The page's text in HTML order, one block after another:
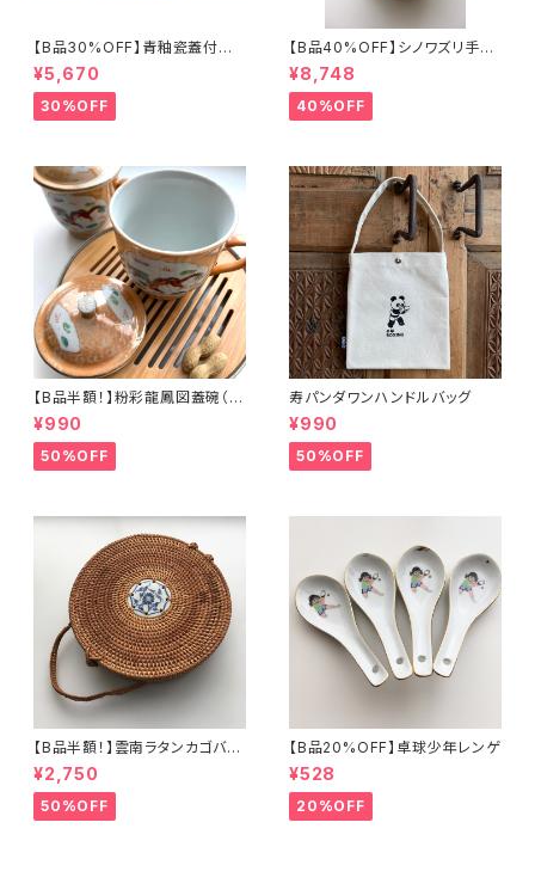
【B品30%OFF】青釉瓷蓋付盒
（蓮の実）
¥5,670
30%OFF
【B品40%OFF】シノワズリ手提
げ三段重「バタフライ」
¥8,748
40%OFF
【B品半額！】粉彩龍鳳図蓋碗（8
0年代景徳鎮デッドストック）
¥990
50%OFF
寿パンダワンハンドルバッグ
¥990
50%OFF
【B品半額！】雲南ラタンカゴバッ
グ
¥2,750
50%OFF
【B品20%OFF】卓球少年レンゲ
¥528
20%OFF